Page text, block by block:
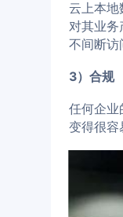
云上本地
对其业务
不间断访
3）合规
任何企业
变得很容